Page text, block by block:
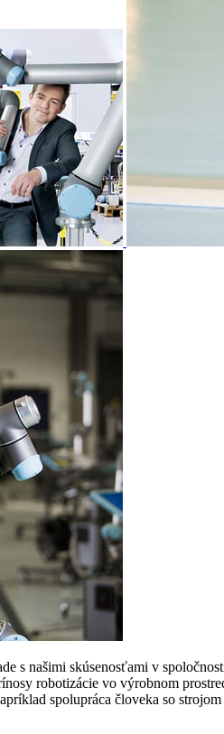
s našimi skúsenosťami v
robotizácie vo výrobnom
spolupráca človeka so